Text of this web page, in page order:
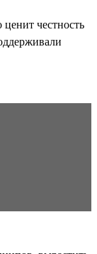
честность